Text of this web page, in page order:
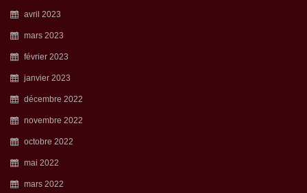
avril 2023
mars 2023
février 2023
janvier 2023
décembre 2022
novembre 2022
octobre 2022
mai 2022
mars 2022